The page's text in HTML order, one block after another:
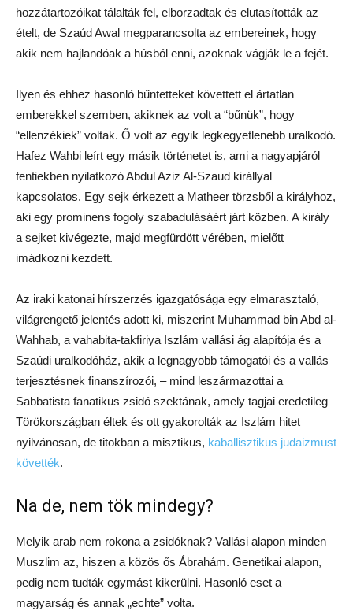
hozzátartozóikat tálalták fel, elborzadtak és elutasították az
ételt, de Szaúd Awal megparancsolta az embereinek, hogy
akik nem hajlandóak a húsból enni, azoknak vágják le a fejét.
Ilyen és ehhez hasonló bűntetteket követtett el ártatlan
emberekkel szemben, akiknek az volt a “bűnük”, hogy
“ellenzékiek” voltak. Ő volt az egyik legkegyetlenebb uralkodó.
Hafez Wahbi leírt egy másik történetet is, ami a nagyapjáról
fentiekben nyilatkozó Abdul Aziz Al-Szaud királlyal
kapcsolatos. Egy sejk érkezett a Matheer törzsből a királyhoz,
aki egy prominens fogoly szabadulásáért járt közben. A király
a sejket kivégezte, majd megfürdött vérében, mielőtt
imádkozni kezdett.
Az iraki katonai hírszerzés igazgatósága egy elmarasztaló,
világrengető jelentés adott ki, miszerint Muhammad bin Abd al-
Wahhab, a vahabita-takfiriya Iszlám vallási ág alapítója és a
Szaúdi uralkodóház, akik a legnagyobb támogatói és a vallás
terjesztésnek finanszírozói, – mind leszármazottai a
Sabbatista fanatikus zsidó szektának, amely tagjai eredetileg
Törökországban éltek és ott gyakorolták az Iszlám hitet
nyilvánosan, de titokban a misztikus, kaballisztikus judaizmust
követték.
Na de, nem tök mindegy?
Melyik arab nem rokona a zsidóknak? Vallási alapon minden
Muszlim az, hiszen a közös ős Ábrahám. Genetikai alapon,
pedig nem tudták egymást kikerülni. Hasonló eset a
magyarság és annak „echte” volta.